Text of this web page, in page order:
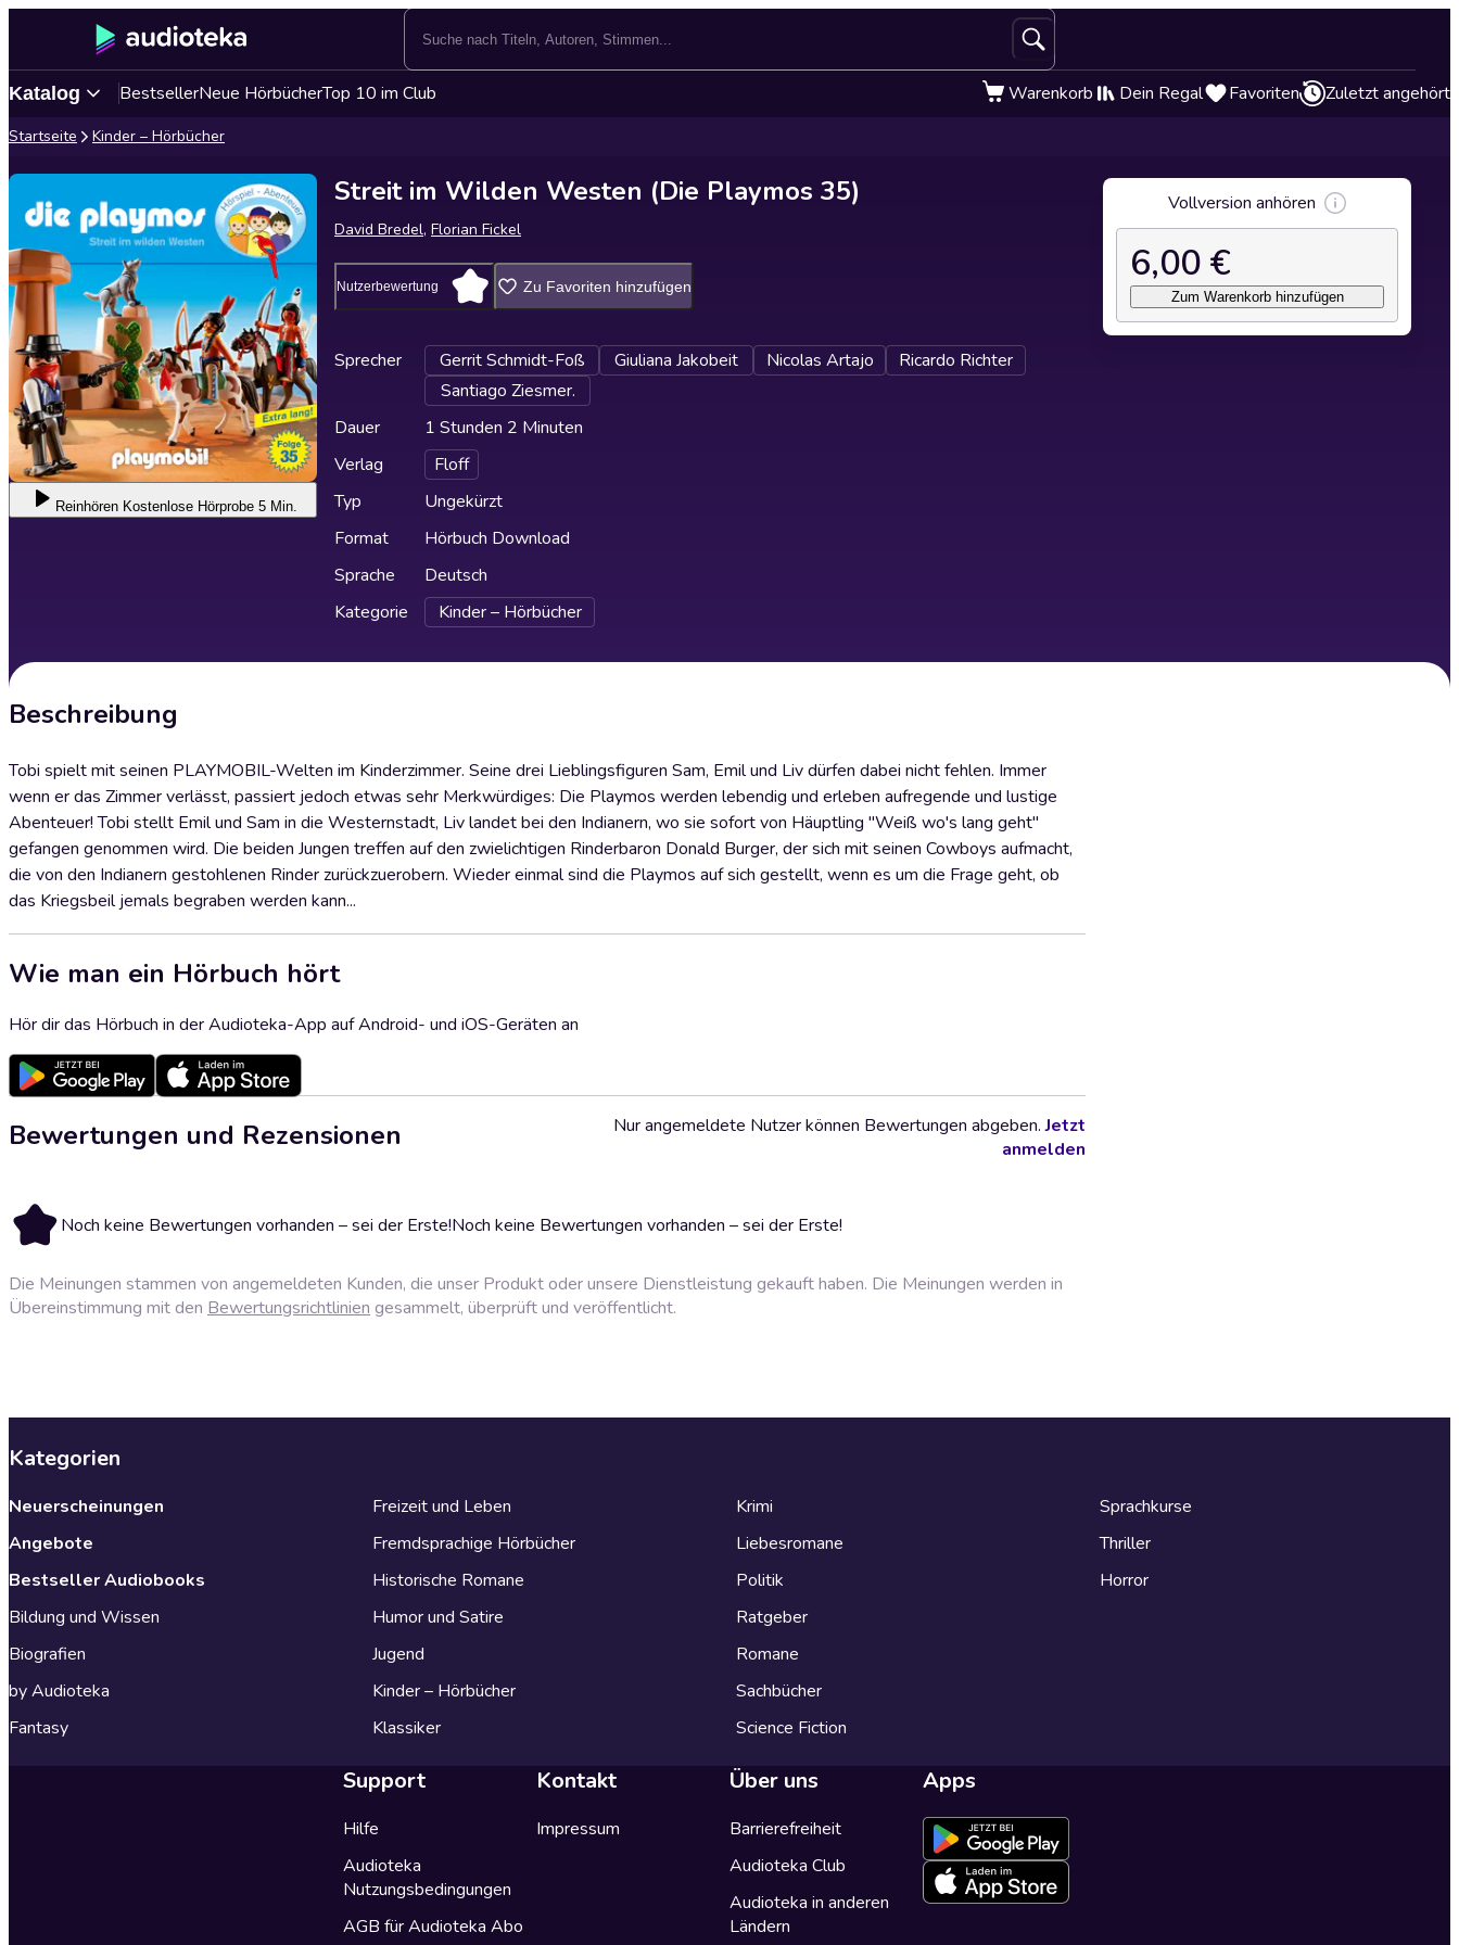
Katalog BestsellerNeue HörbücherTop 10 im Club Warenkorb Dein Regal Favoriten Zuletzt angehört
Startseite Kinder – Hörbücher
Reinhören Kostenlose Hörprobe 5 Min.
Streit im Wilden Westen (Die Playmos 35)
David Bredel, Florian Fickel
Nutzerbewertung Zu Favoriten hinzufügen
Sprecher Gerrit Schmidt-Foß Giuliana Jakobeit Nicolas Artajo
Ricardo Richter
Santiago Ziesmer.
Dauer
1 Stunden 2 Minuten
Verlag
Floff
Typ
Ungekürzt
Format
Hörbuch Download
Sprache
Deutsch
Kategorie
Kinder – Hörbücher
Beschreibung
Tobi spielt mit seinen PLAYMOBIL-Welten im Kinderzimmer. Seine drei Lieblingsfiguren Sam, Emil und Liv dürfen dabei nicht fehlen. Immer
wenn er das Zimmer verlässt, passiert jedoch etwas sehr Merkwürdiges: Die Playmos werden lebendig und erleben aufregende und lustige
Abenteuer! Tobi stellt Emil und Sam in die Westernstadt, Liv landet bei den Indianern, wo sie sofort von Häuptling "Weiß wo's lang geht"
gefangen genommen wird. Die beiden Jungen treffen auf den zwielichtigen Rinderbaron Donald Burger, der sich mit seinen Cowboys aufmacht,
die von den Indianern gestohlenen Rinder zurückzuerobern. Wieder einmal sind die Playmos auf sich gestellt, wenn es um die Frage geht, ob
das Kriegsbeil jemals begraben werden kann...
Wie man ein Hörbuch hört
Hör dir das Hörbuch in der Audioteka-App auf Android- und iOS-Geräten an
Bewertungen und Rezensionen
Noch keine Bewertungen vorhanden – sei der Erste!Noch keine Bewertungen vorhanden – sei der Erste!
Nur angemeldete Nutzer können Bewertungen abgeben.Jetzt
anmelden
Die Meinungen stammen von angemeldeten Kunden, die unser Produkt oder unsere Dienstleistung gekauft haben. Die Meinungen werden in
Übereinstimmung mit den Bewertungsrichtlinien gesammelt, überprüft und veröffentlicht.
Vollversion anhören
6,00 €
Zum Warenkorb hinzufügen
Kategorien
Neuerscheinungen
Angebote
Bestseller Audiobooks
Bildung und Wissen
Biografien
by Audioteka
Fantasy
Freizeit und Leben
Fremdsprachige Hörbücher
Historische Romane
Humor und Satire
Jugend
Kinder – Hörbücher
Klassiker
Krimi
Liebesromane
Politik
Ratgeber
Romane
Sachbücher
Science Fiction
Sprachkurse
Thriller
Horror
Support
Hilfe
Audioteka
Nutzungsbedingungen
AGB für Audioteka Abo
Kontakt
Impressum
Über uns
Barrierefreiheit
Audioteka Club
Audioteka in anderen
Ländern
Apps